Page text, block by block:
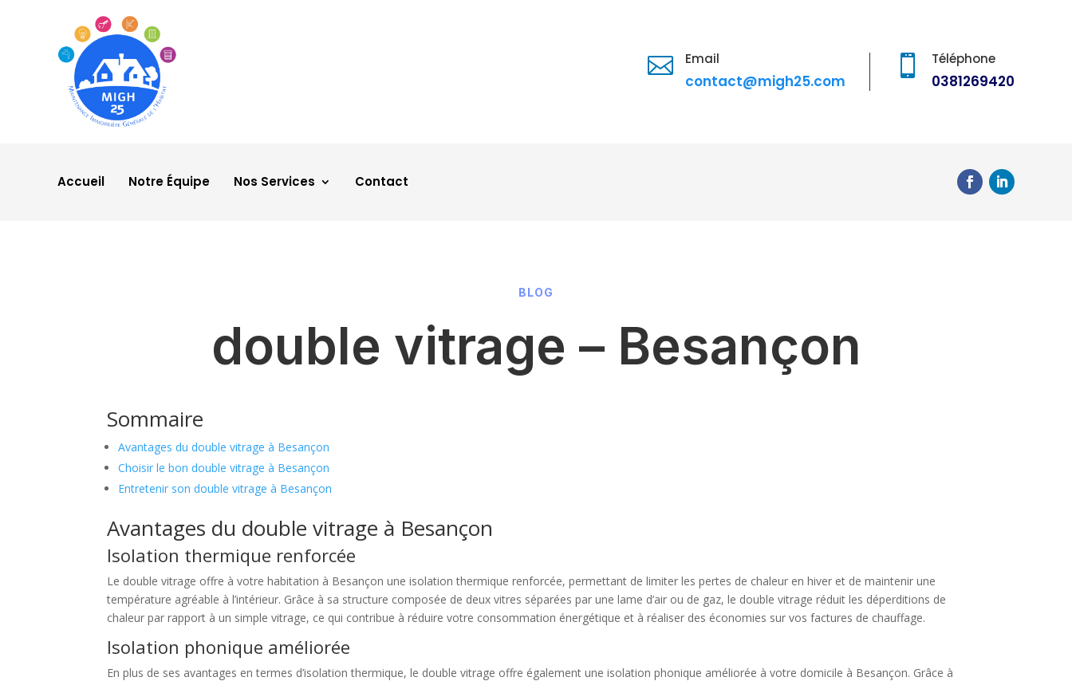
 Email
contact@migh25.com
 Téléphone
0381269420
Accueil Notre Équipe Nos Services Contact
BLOG
double vitrage – Besançon
Sommaire
Avantages du double vitrage à Besançon
Choisir le bon double vitrage à Besançon
Entretenir son double vitrage à Besançon
Avantages du double vitrage à Besançon
Isolation thermique renforcée
Le double vitrage offre à votre habitation à Besançon une isolation thermique renforcée, permettant de limiter les pertes de chaleur en hiver et de maintenir une
température agréable à l’intérieur. Grâce à sa structure composée de deux vitres séparées par une lame d’air ou de gaz, le double vitrage réduit les déperditions de
chaleur par rapport à un simple vitrage, ce qui contribue à réduire votre consommation énergétique et à réaliser des économies sur vos factures de chauffage.
Isolation phonique améliorée
En plus de ses avantages en termes d’isolation thermique, le double vitrage offre également une isolation phonique améliorée à votre domicile à Besançon. Grâce à